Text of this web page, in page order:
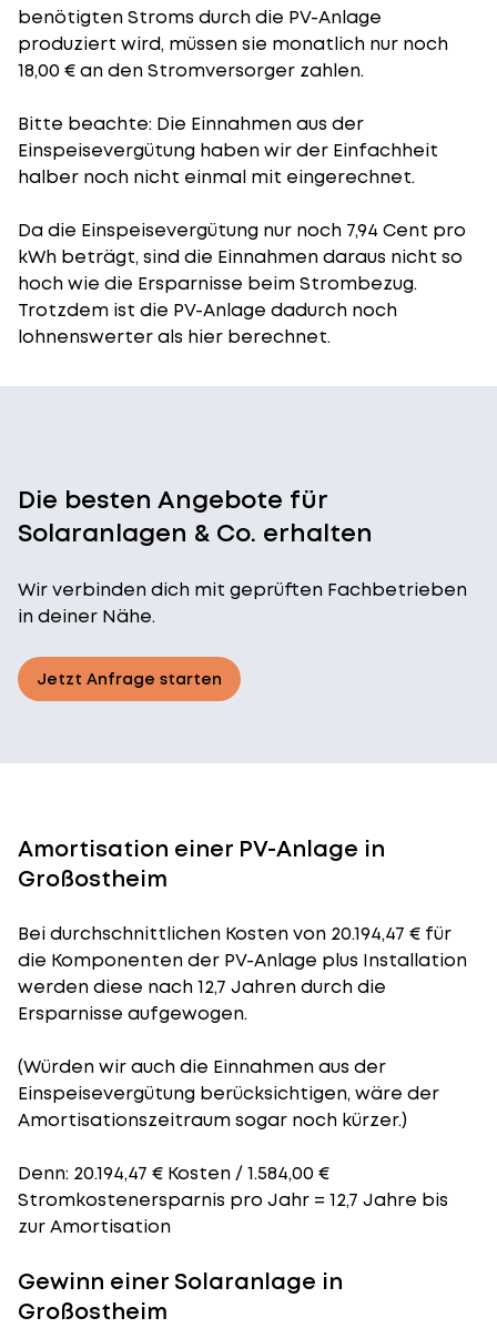
benötigten Stroms durch die PV-Anlage
produziert wird, müssen sie monatlich nur noch
18,00 € an den Stromversorger zahlen.
Bitte beachte: Die Einnahmen aus der
Einspeisevergütung haben wir der Einfachheit
halber noch nicht einmal mit eingerechnet.
Da die Einspeisevergütung nur noch 7,94 Cent pro
kWh beträgt, sind die Einnahmen daraus nicht so
hoch wie die Ersparnisse beim Strombezug.
Trotzdem ist die PV-Anlage dadurch noch
lohnenswerter als hier berechnet.
Die besten Angebote für
Solaranlagen & Co. erhalten
Wir verbinden dich mit geprüften Fachbetrieben
in deiner Nähe.
Jetzt Anfrage starten
Amortisation einer PV-Anlage in
Großostheim
Bei durchschnittlichen Kostenvon 20.194,47 € für
die Komponenten der PV-Anlage plus Installation
werden diese nach 12,7 Jahren durch die
Ersparnisse aufgewogen.
(Würden wir auch die Einnahmen aus der
Einspeisevergütung berücksichtigen, wäre der
Amortisationszeitraumsogar noch kürzer.)
Denn: 20.194,47 € Kosten / 1.584,00 €
Stromkostenersparnis pro Jahr = 12,7 Jahre bis
zur Amortisation
Gewinn einer Solaranlage in
Großostheim